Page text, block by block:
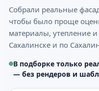
Собрали реальные
чтобы было проще
материалы, утепление
Сахалинске и по
В подборке только
— без рендеров и